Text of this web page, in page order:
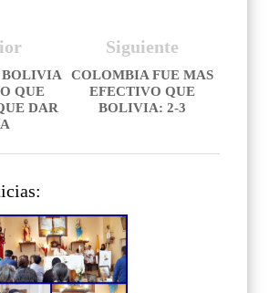
Siguiente
COLOMBIA FUE MAS
EFECTIVO QUE
BOLIVIA: 2-3
BOLIVIA
QUE
DAR